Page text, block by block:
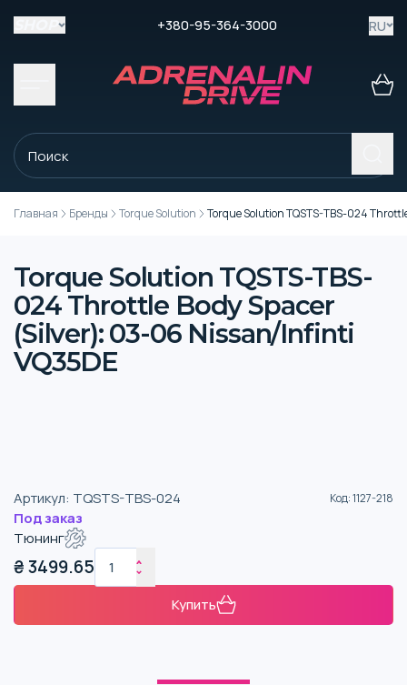
+380-95-364-3000 RU
Главная Бренды Torque Solution Torque Solution TQSTS-TBS-024
Torque Solution TQSTS-TBS-
024 Throttle Body Spacer
(Silver): 03-06 Nissan/Infinti
VQ35DE
Артикул: TQSTS-TBS-024 Код:1127-218
Под заказ
Тюнинг
₴3499.65
Купить